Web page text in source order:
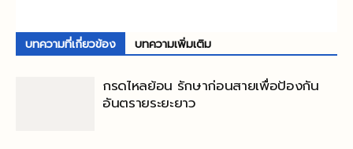
บทความที่เกี่ยวข้อง บทความเพิ่มเติม
กรดไหลย้อน รักษาก่อนสายเพื่อป้องกัน
อันตรายระยะยาว